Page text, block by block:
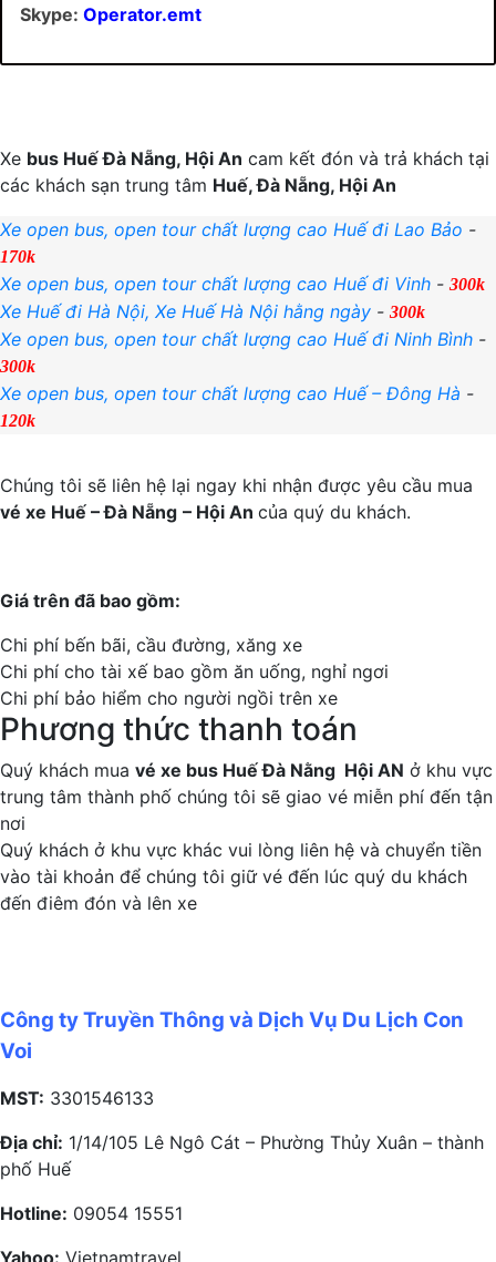
Skype: Operator.emt
Xe bus Huế Đà Nẵng, Hội An cam kết đón và trả khách tại
các khách sạn trung tâm Huế, Đà Nẵng, Hội An
Xe open bus, open tour chất lượng cao Huế đi Lao Bảo -
170k
Xe open bus, open tour chất lượng cao Huế đi Vinh - 300k
Xe Huế đi Hà Nội, Xe Huế Hà Nội hằng ngày - 300k
Xe open bus, open tour chất lượng cao Huế đi Ninh Bình -
300k
Xe open bus, open tour chất lượng cao Huế – Đông Hà -
120k
Chúng tôi sẽ liên hệ lại ngay khi nhận được yêu cầu mua
vé xe Huế – Đà Nẵng – Hội An của quý du khách.
Giá trên đã bao gồm:
Chi phí bến bãi, cầu đường, xăng xe
Chi phí cho tài xế bao gồm ăn uống, nghỉ ngơi
Chi phí bảo hiểm cho người ngồi trên xe
Phương thức thanh toán
Quý khách mua vé xe bus Huế Đà Nằng Hội AN ở khu vực
trung tâm thành phố chúng tôi sẽ giao vé miễn phí đến tận
nơi
Quý khách ở khu vực khác vui lòng liên hệ và chuyển tiền
vào tài khoản để chúng tôi giữ vé đến lúc quý du khách
đến điêm đón và lên xe
Công ty Truyền Thông và Dịch Vụ Du Lịch Con
Voi
MST: 3301546133
Địa chỉ: 1/14/105 Lê Ngô Cát – Phường Thủy Xuân – thành
phố Huế
Hotline: 09054 15551
Yahoo: Vietnamtravel